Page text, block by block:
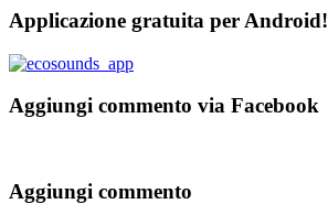
Applicazione gratuita per Android!
Aggiungi commento via Facebook
Aggiungi commento